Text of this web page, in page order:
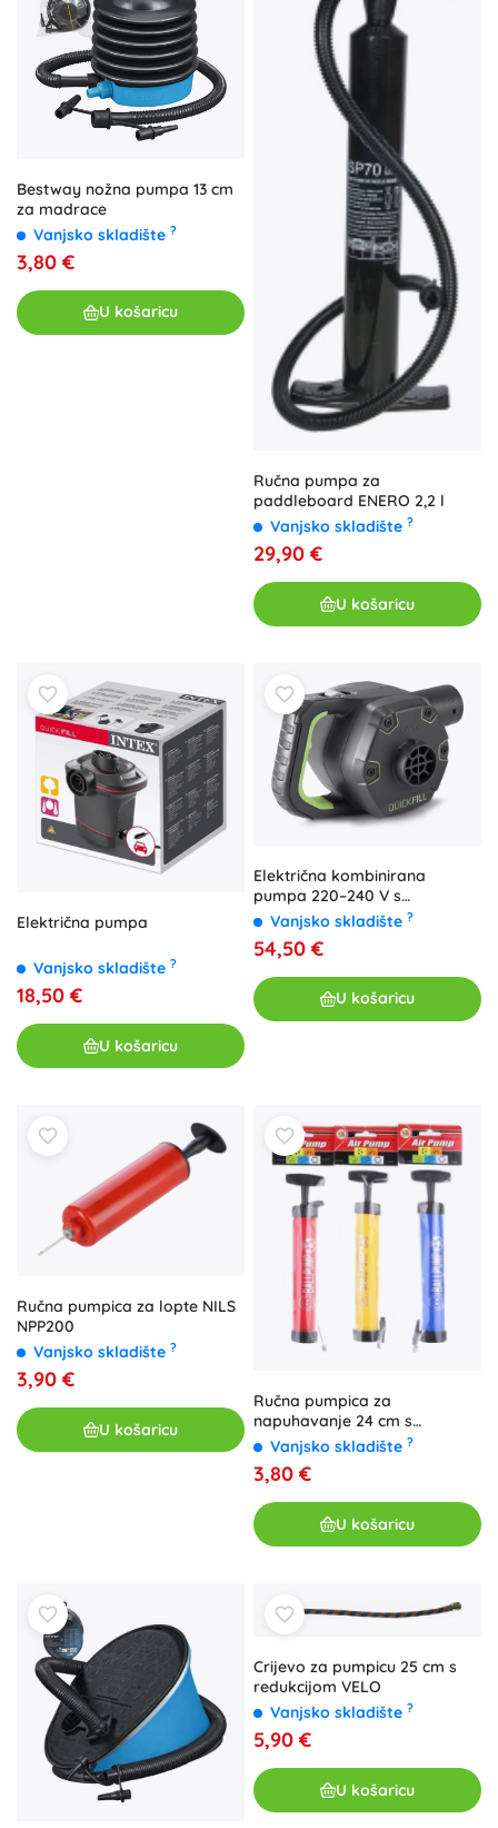
Bestway nožna pumpa 13 cm
za madrace
Vanjsko skladište ?
3,80 €
U košaricu
Ručna pumpa za
paddleboard ENERO 2,2 l
Vanjsko skladište ?
29,90 €
U košaricu
Električna pumpa
Vanjsko skladište ?
18,50 €
U košaricu
Električna kombinirana
pumpa 220–240 V s
napajanjem iz mreže i auto
upaljača
Vanjsko skladište ?
54,50 €
U košaricu
Ručna pumpica za lopte NILS
NPP200
Vanjsko skladište ?
3,90 €
U košaricu
Ručna pumpica za
napuhavanje 24 cm s
nastavcima
Vanjsko skladište ?
3,80 €
U košaricu
Crijevo za pumpicu 25 cm s
redukcijom VELO
Vanjsko skladište ?
5,90 €
U košaricu